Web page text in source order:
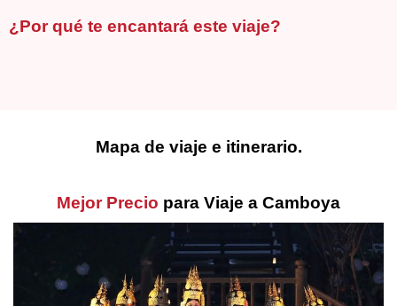
¿Por qué te encantará este viaje?
Mapa de viaje e itinerario.
Mejor Precio para Viaje a Camboya